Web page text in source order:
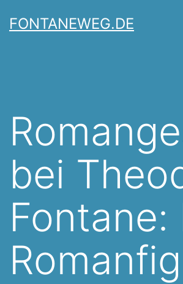
Inhalt
FONTANEWEG.DE
bei
Fontane: